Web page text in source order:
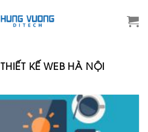
THIẾT KẾ WEB HÀ NỘI